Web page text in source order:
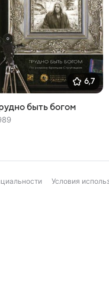
6,7
быть богом
Условия